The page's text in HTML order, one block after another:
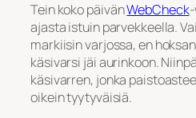
Tein koko päivänWebCheck
ajasta istuin parvekkeella.
markiisin varjossa, en
käsivarsi jäi aurinkoon.
käsivarren, jonka
oikein tyytyväisiä.